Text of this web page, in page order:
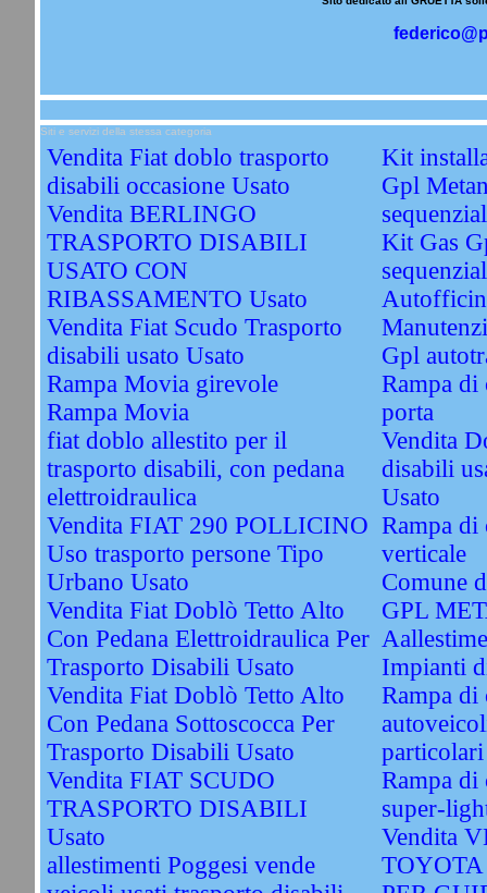
Siti e servizi della stessa categoria
Vendita Fiat doblo trasporto
disabili occasione Usato
Vendita BERLINGO
TRASPORTO DISABILI
USATO CON
RIBASSAMENTO Usato
Vendita Fiat Scudo Trasporto
disabili usato Usato
Rampa Movia girevole
Rampa Movia
fiat doblo allestito per il
trasporto disabili, con pedana
elettroidraulica
Vendita FIAT 290 POLLICINO
Uso trasporto persone Tipo
Urbano Usato
Vendita Fiat Doblò Tetto Alto
Con Pedana Elettroidraulica Per
Trasporto Disabili Usato
Vendita Fiat Doblò Tetto Alto
Con Pedana Sottoscocca Per
Trasporto Disabili Usato
Vendita FIAT SCUDO
TRASPORTO DISABILI
Usato
allestimenti Poggesi vende
Kit
Gpl
Kit Gas
Gpl
Rampa di
porta
Vendita
disabili
Usato
Rampa di
verticale
Comune
GPL
Impianti
Rampa di
particolari
Rampa di
super-
Vendita